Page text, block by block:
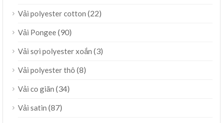
Vải polyester cotton (22)
Vải Pongee(90)
Vải sợi polyester xoắn (3)
Vải polyester thô (8)
Vải co giãn (34)
Vải satin (87)